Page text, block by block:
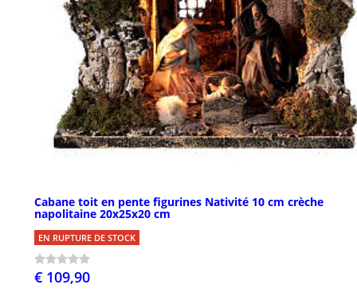
Cabane toit en pente figurines Nativité 10 cm crèche
napolitaine 20x25x20 cm
EN RUPTURE DE STOCK
€ 109,90